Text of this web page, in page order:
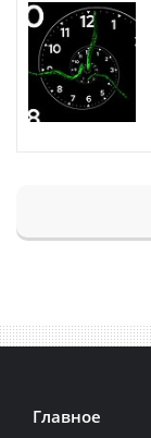
Главное